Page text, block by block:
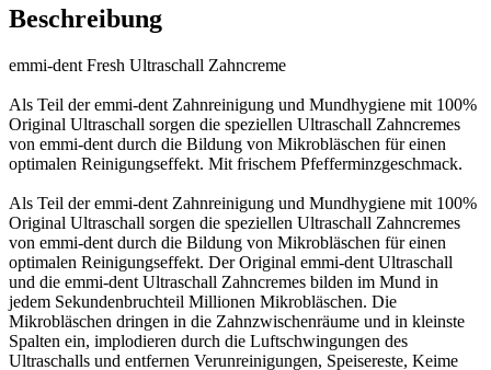
Beschreibung
emmi-dent Fresh Ultraschall Zahncreme
Als Teil der emmi-dent Zahnreinigung und Mundhygiene mit 100%
Original Ultraschall sorgen die speziellen Ultraschall Zahncremes
von emmi-dent durch die Bildung von Mikrobläschen für einen
optimalen Reinigungseffekt. Mit frischem Pfefferminzgeschmack.
Als Teil der emmi-dent Zahnreinigung und Mundhygiene mit 100%
Original Ultraschall sorgen die speziellen Ultraschall Zahncremes
von emmi-dent durch die Bildung von Mikrobläschen für einen
optimalen Reinigungseffekt. Der Original emmi-dent Ultraschall
und die emmi-dent Ultraschall Zahncremes bilden im Mund in
jedem Sekundenbruchteil Millionen Mikrobläschen. Die
Mikrobläschen dringen in die Zahnzwischenräume und in kleinste
Spalten ein, implodieren durch die Luftschwingungen des
Ultraschalls und entfernen Verunreinigungen, Speisereste, Keime